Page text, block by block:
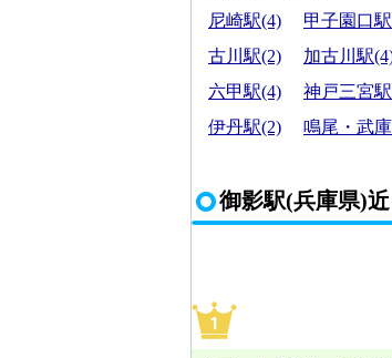
尼崎駅(4)
甲子園口
古川駅(2)
加古川駅
六甲駅(4)
神戸三宮
伊丹駅(2)
鳴尾・武
御影駅(兵庫県)